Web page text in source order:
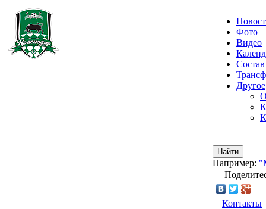
Фото
Видео
Состав
Другое
Найти
Например:
Контакты